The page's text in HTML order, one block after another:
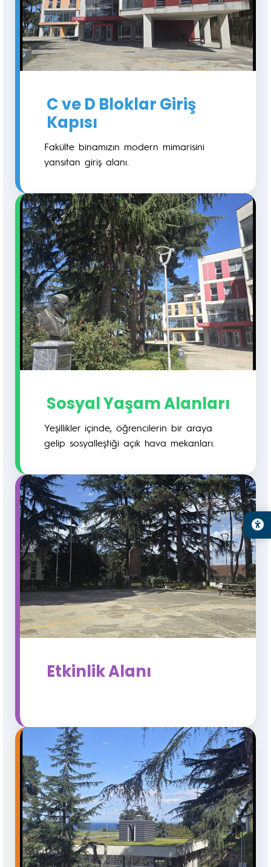
C ve D Bloklar Giriş
Kapısı
Fakülte binamızın modern mimarisini
yansıtan giriş alanı.
Sosyal Yaşam Alanları
Yeşillikler içinde, öğrencilerin bir araya
gelip sosyalleştiği açık hava mekanları.
Etkinlik Alanı